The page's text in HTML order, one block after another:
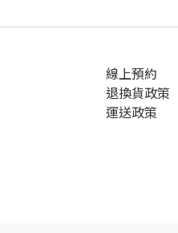
線上預約
退換貨政策
運送政策